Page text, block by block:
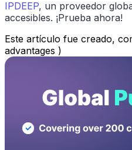
IPDEEP, un proveedor
accesibles. ¡Prueba ahora!
Este artículo fue creado,
advantages )